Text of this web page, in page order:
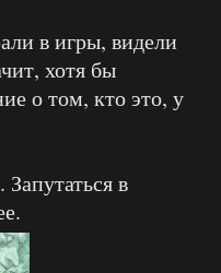
в игры, видели
хотя бы
о том, кто это, у
в